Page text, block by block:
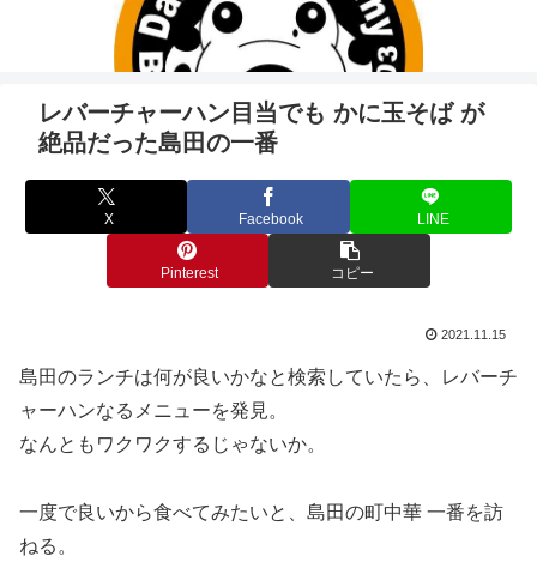
レバーチャーハン目当でも かに玉そば が
絶品だった島田の一番
X Facebook LINE
Pinterest コピー
2021.11.15
島田のランチは何が良いかなと検索していたら、レバーチ
ャーハンなるメニューを発見。
なんともワクワクするじゃないか。
一度で良いから食べてみたいと、島田の町中華 一番を訪
ねる。